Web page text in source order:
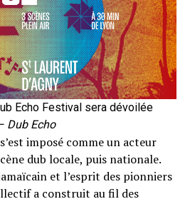
Echo Festival sera dévoilée
Dub Echo
imposé comme un acteur
dub locale, puis nationale.
et l’esprit des pionniers
a construit au fil des